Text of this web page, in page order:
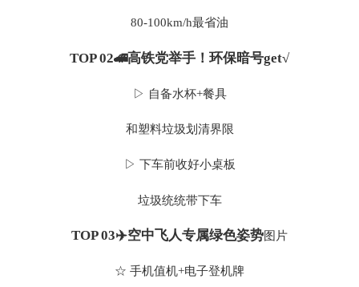
80-100km/h最省油
TOP 02🚄高铁党举手！环保暗号get√
▷ 自备水杯+餐具
和塑料垃圾划清界限
▷ 下车前收好小桌板
垃圾统统带下车
TOP 03✈️空中飞人专属绿色姿势图片
☆ 手机值机+电子登机牌